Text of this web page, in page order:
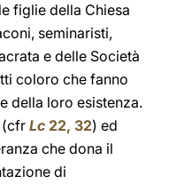
figlie della Chiesa
seminaristi,
e delle Società
coloro che fanno
della loro esistenza.
(cfrLc 22, 32) ed
che dona il
di